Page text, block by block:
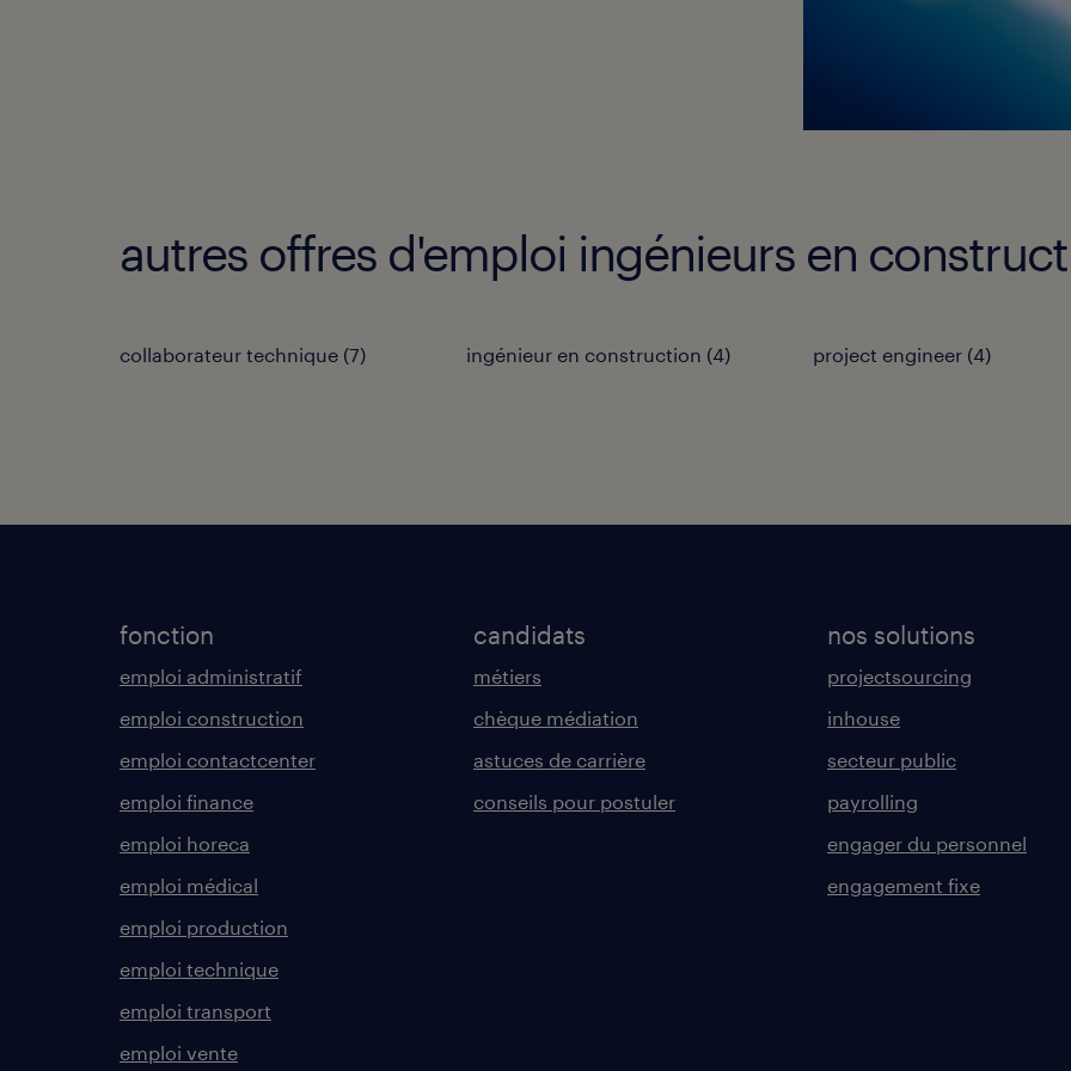
autres offres d'emploi ingénieurs en
collaborateur technique (7) ingénieur en construction (4) project engineer (4)
fonction
emploi administratif
emploi construction
emploi contactcenter
emploi finance
emploi horeca
emploi médical
emploi production
emploi technique
emploi transport
emploi vente
candidats
métiers
chèque médiation
astuces de carrière
conseils pour postuler
nos solutions
projectsourcing
inhouse
secteur public
payrolling
engager du personnel
engagement fixe